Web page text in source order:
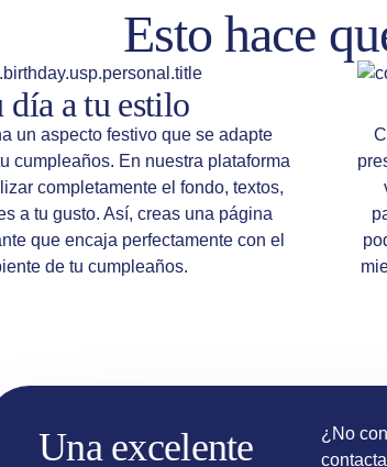
Esto hace
día a tu estilo
un aspecto festivo que se adapte
cumpleaños. En nuestra plataforma
completamente el fondo, textos,
a tu gusto. Así, creas una página
que encaja perfectamente con el
de tu cumpleaños.
Una excelente
¿No